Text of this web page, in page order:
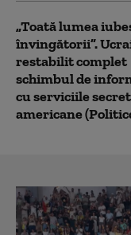
„Toată lumea
învingătorii”.
restabilit complet
schimbul de
cu serviciile
americane